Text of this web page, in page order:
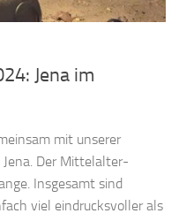
Jena im
mit unserer
Der Mittelalter-
Insgesamt sind
viel eindrucksvoller als